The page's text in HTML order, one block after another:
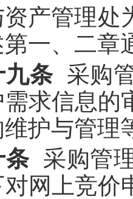
产管理处
一、二章
九条采购管
求信息的
护与管理
条 采购管
网上竞价